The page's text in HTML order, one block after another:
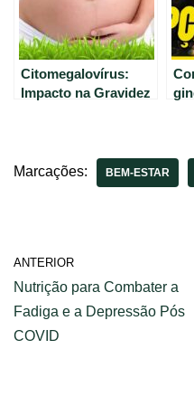
Citomegalovírus:
Impacto na Gravidez
Marcações: BEM-ESTAR
ANTERIOR
Nutrição para Combater a
Fadiga e a Depressão Pós
COVID